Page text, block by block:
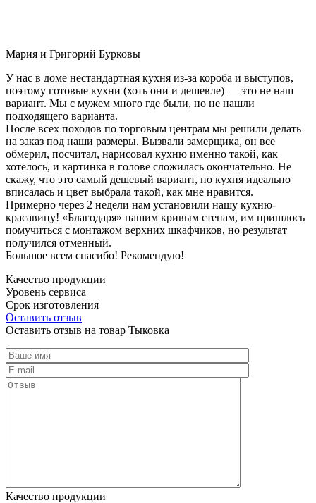
Мария и Григорий Бурковы
У нас в доме нестандартная кухня из-за короба и выступов,
поэтому готовые кухни (хоть они и дешевле) — это не наш
вариант. Мы с мужем много где были, но не нашли
подходящего варианта.
После всех походов по торговым центрам мы решили делать
на заказ под наши размеры. Вызвали замерщика, он все
обмерил, посчитал, нарисовал кухню именно такой, как
хотелось, и картинка в голове сложилась окончательно. Не
скажу, что это самый дешевый вариант, но кухня идеально
вписалась и цвет выбрала такой, как мне нравится.
Примерно через 2 недели нам установили нашу кухню-
красавицу! «Благодаря» нашим кривым стенам, им пришлось
помучиться с монтажом верхних шкафчиков, но результат
получился отменный.
Большое всем спасибо! Рекомендую!
Качество продукции
Уровень сервиса
Срок изготовления
Оставить отзыв
Оставить отзыв на товар Тыковка
Качество продукции